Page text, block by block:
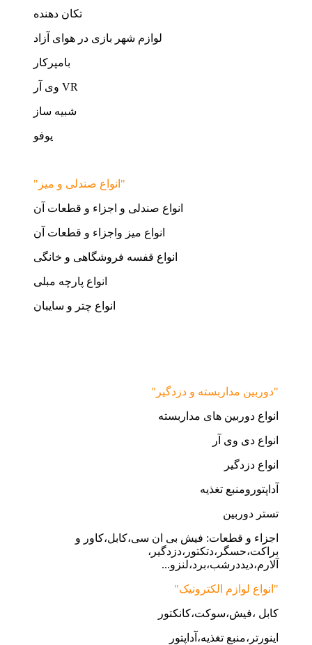
تکان دهنده
لوازم شهر بازی در هوای آزاد
بامپرکار
وی آر VR
شبیه ساز
یوفو
"انواع صندلی و میز"
انواع صندلی و اجزاء و قطعات آن
انواع میز واجزاء و قطعات آن
انواع قفسه فروشگاهی و خانگی
انواع پارچه مبلی
انواع چتر و سایبان
"دوربین مداربسته و دزدگیر"
انواع دوربین های مداربسته
انواع دی وی آر
انواع دزدگیر
آداپتورومنبع تغذیه
تستر دوربین
اجزاء و قطعات: فیش بی ان سی،کابل،کاور و
براکت،حسگر،دتکتور،دزدگیر،
آلارم،دیددرشب،برد،لنزو...
"انواع لوازم الکترونیک"
کابل ،فیش،سوکت،کانکتور
اینورتر،منبع تغذیه،آداپتور